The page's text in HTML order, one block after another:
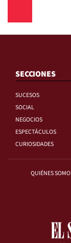
SECCIONES
SUCESOS
SOCIAL
NEGOCIOS
ESPECTÁCULOS
CURIOSIDADES
QUIÉNES